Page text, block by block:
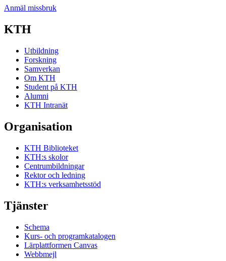
Anmäl missbruk
KTH
Utbildning
Forskning
Samverkan
Om KTH
Student på KTH
Alumni
KTH Intranät
Organisation
KTH Biblioteket
KTH:s skolor
Centrumbildningar
Rektor och ledning
KTH:s verksamhetsstöd
Tjänster
Schema
Kurs- och programkatalogen
Lärplattformen Canvas
Webbmejl